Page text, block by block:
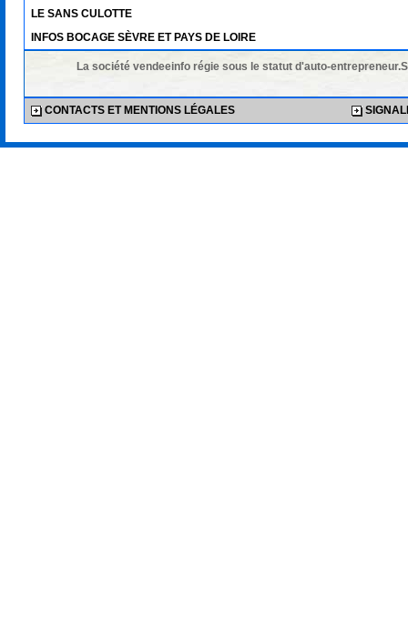
LE SANS CULOTTE
INFOS BOCAGE SÈVRE ET PAYS DE LOIRE
La société vendeeinfo régie sous le statut d'auto-
CONTACTS ET MENTIONS LÉGALES